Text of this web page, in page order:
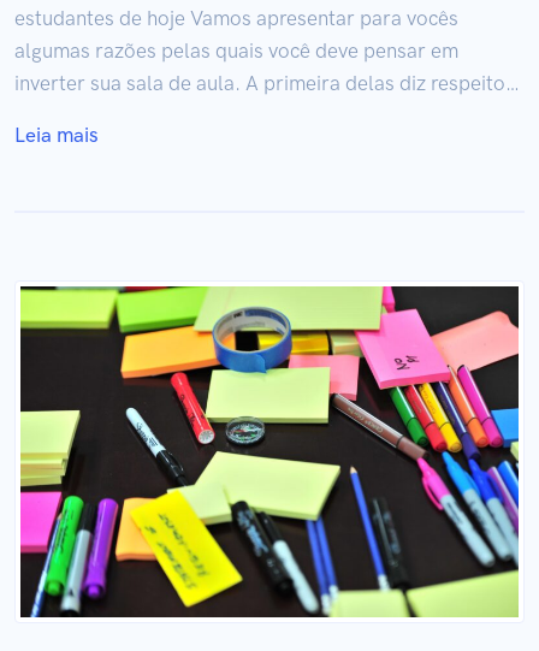
estudantes de hoje Vamos apresentar para vocês
algumas razões pelas quais você deve pensar em
inverter sua sala de aula. A primeira delas diz respeito…
Leia mais